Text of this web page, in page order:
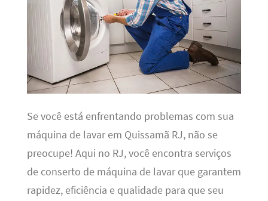
Se você está enfrentando problemas com sua
máquina de lavar em Quissamã RJ, não se
preocupe! Aqui no RJ, você encontra serviços
de conserto de máquina de lavar que garantem
rapidez, eficiência e qualidade para que seu